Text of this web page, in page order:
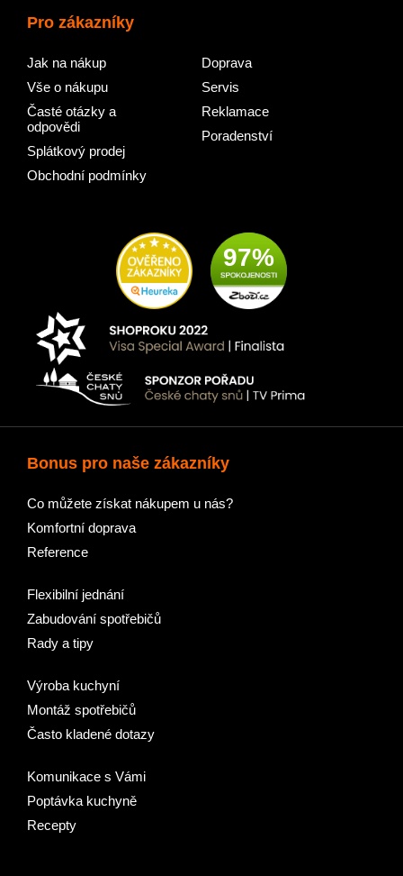
Pro zákazníky
Jak na nákup
Vše o nákupu
Časté otázky a
odpovědi
Splátkový prodej
Obchodní podmínky
Doprava
Servis
Reklamace
Poradenství
97%
Bonus pro naše zákazníky
Co můžete získat nákupem u nás?
Komfortní doprava
Reference
Flexibilní jednání
Zabudování spotřebičů
Rady a tipy
Výroba kuchyní
Montáž spotřebičů
Často kladené dotazy
Komunikace s Vámi
Poptávka kuchyně
Recepty